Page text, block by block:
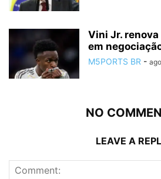
Vini Jr.
em
M5PORTS BR -
NO
LEAVE A